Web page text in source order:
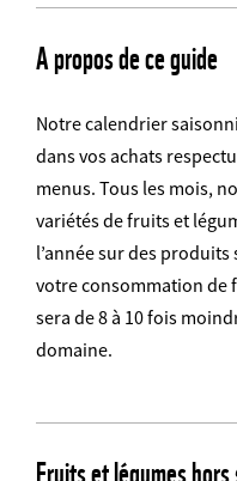
A propos de ce guide
Notre calendrier
dans vos achats
menus. Tous les mois,
variétés de fruits et
l’année sur des
votre consommation de
sera de 8 à 10 fois
domaine.
Fruits et légumes